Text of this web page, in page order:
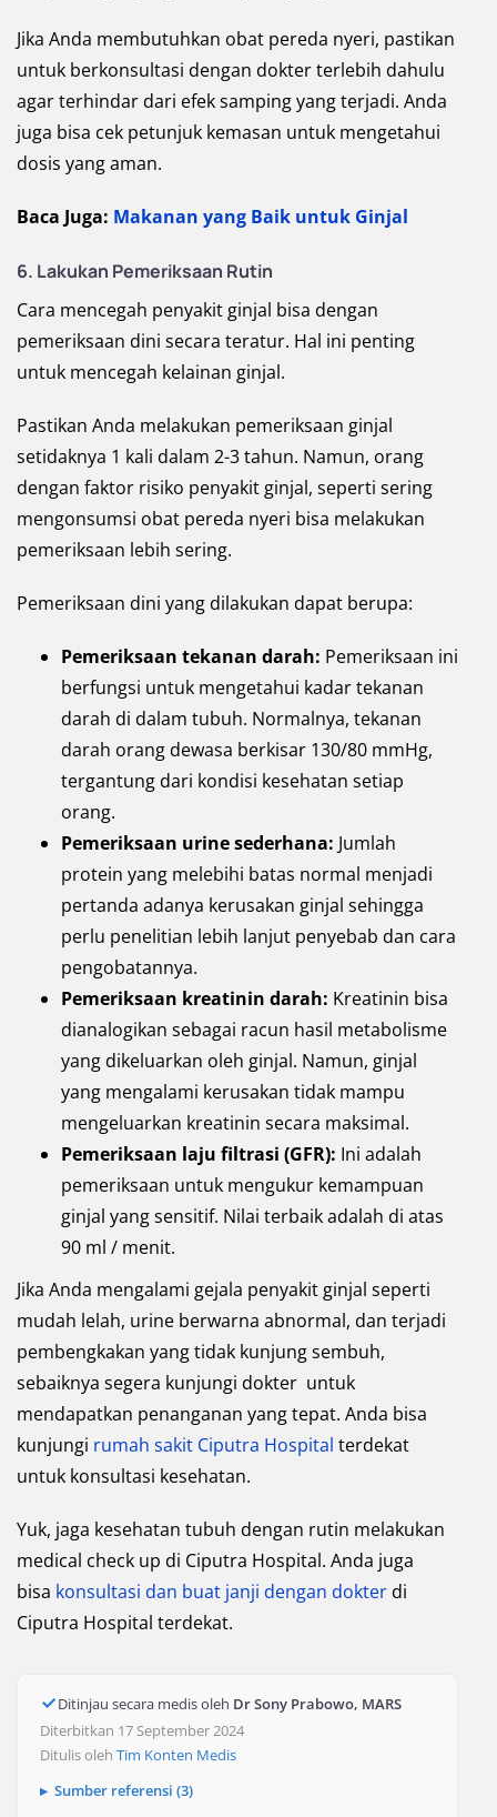
Jika Anda membutuhkan obat pereda nyeri, pastikan
untuk berkonsultasi dengan dokter terlebih dahulu
agar terhindar dari efek samping yang terjadi. Anda
juga bisa cek petunjuk kemasan untuk mengetahui
dosis yang aman.
Baca Juga: Makanan yang Baik untuk Ginjal
6. Lakukan Pemeriksaan Rutin
Cara mencegah penyakit ginjal bisa dengan
pemeriksaan dini secara teratur. Hal ini penting
untuk mencegah kelainan ginjal.
Pastikan Anda melakukan pemeriksaan ginjal
setidaknya 1 kali dalam 2-3 tahun. Namun, orang
dengan faktor risiko penyakit ginjal, seperti sering
mengonsumsi obat pereda nyeri bisa melakukan
pemeriksaan lebih sering.
Pemeriksaan dini yang dilakukan dapat berupa:
Pemeriksaan tekanan darah: Pemeriksaan ini
berfungsi untuk mengetahui kadar tekanan
darah di dalam tubuh. Normalnya, tekanan
darah orang dewasa berkisar 130/80 mmHg,
tergantung dari kondisi kesehatan setiap
orang.
Pemeriksaan urine sederhana: Jumlah
protein yang melebihi batas normal menjadi
pertanda adanya kerusakan ginjal sehingga
perlu penelitian lebih lanjut penyebab dan cara
pengobatannya.
Pemeriksaan kreatinin darah: Kreatinin bisa
dianalogikan sebagai racun hasil metabolisme
yang dikeluarkan oleh ginjal. Namun, ginjal
yang mengalami kerusakan tidak mampu
mengeluarkan kreatinin secara maksimal.
Pemeriksaan laju filtrasi (GFR): Ini adalah
pemeriksaan untuk mengukur kemampuan
ginjal yang sensitif. Nilai terbaik adalah di atas
90 ml / menit.
Jika Anda mengalami gejala penyakit ginjal seperti
mudah lelah, urine berwarna abnormal, dan terjadi
pembengkakan yang tidak kunjung sembuh,
sebaiknya segera kunjungi dokter untuk
mendapatkan penanganan yang tepat. Anda bisa
kunjungi rumah sakit Ciputra Hospital terdekat
untuk konsultasi kesehatan.
Yuk, jaga kesehatan tubuh dengan rutin melakukan
medical check up di Ciputra Hospital. Anda juga
bisa konsultasi dan buat janji dengan dokter di
Ciputra Hospital terdekat.
Ditinjau secara medis oleh Dr Sony Prabowo, MARS
Diterbitkan 17 September 2024
Ditulis oleh Tim Konten Medis
Sumber referensi (3)